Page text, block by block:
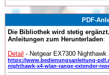
PDF-
Die Bibliothek wird stetig
Anleitungen zum Herunterladen:
Detail - Netgear EX7300 Nighthawk
https://www.bedienungsanleitung-
nighthawk-x4-wlan-range-extender-